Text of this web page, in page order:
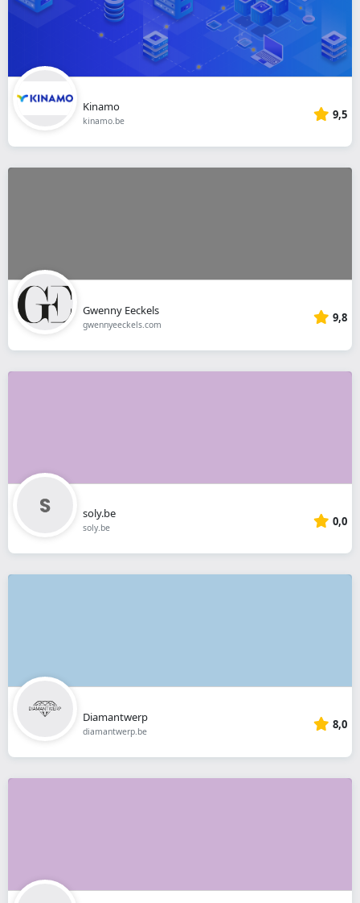
Kinamo
kinamo.be 9,5
Gwenny Eeckels
gwennyeeckels.com 9,8
soly.be
soly.be 0,0
Diamantwerp
diamantwerp.be 8,0